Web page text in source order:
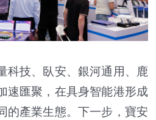
科技、臥安、銀河通用、鹿
速匯聚，在具身智能港形成
的產業生態。下一步，寶安